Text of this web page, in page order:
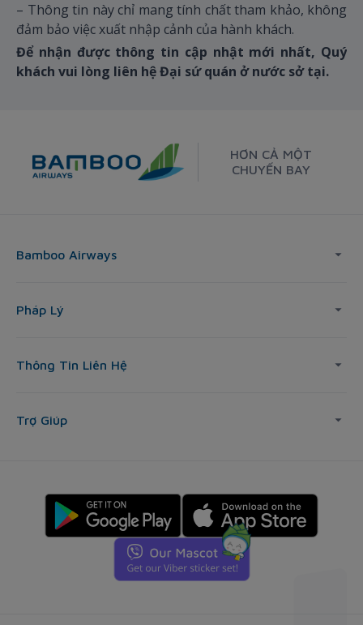
– Thông tin này chỉ mang tính chất tham khảo, không
đảm bảo việc xuất nhập cảnh của hành khách.
Để nhận được thông tin cập nhật mới nhất, Quý
khách vui lòng liên hệ Đại sứ quán ở nước sở tại.
HƠN CẢ MỘT
CHUYẾN BAY
Bamboo Airways
Pháp Lý
Thông Tin Liên Hệ
Trợ Giúp